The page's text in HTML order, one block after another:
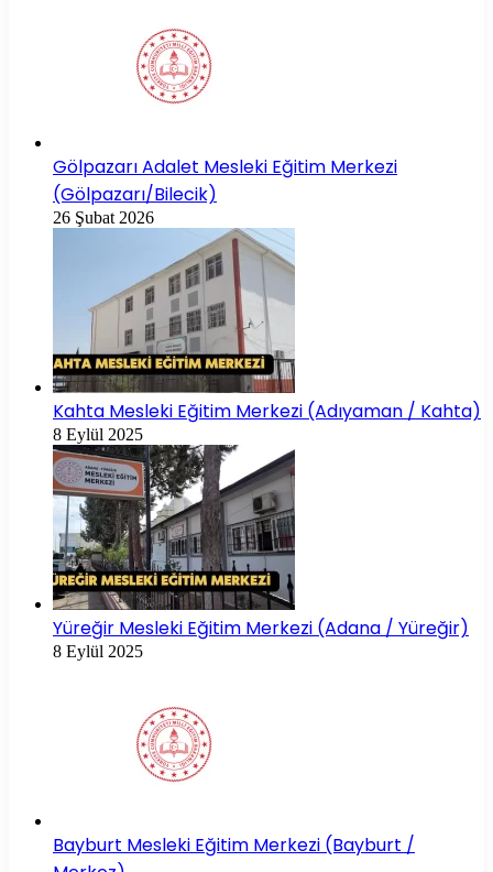
Gölpazarı Adalet Mesleki Eğitim Merkezi
(Gölpazarı/Bilecik)
26 Şubat 2026
Kahta Mesleki Eğitim Merkezi (Adıyaman / Kahta)
8 Eylül 2025
Yüreğir Mesleki Eğitim Merkezi (Adana / Yüreğir)
8 Eylül 2025
Bayburt Mesleki Eğitim Merkezi (Bayburt /